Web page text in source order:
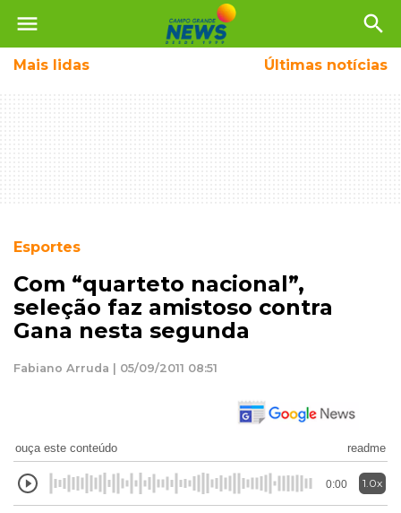
menu search
Mais lidas Últimas notícias
Esportes
Com “quarteto nacional”,
seleção faz amistoso contra
Gana nesta segunda
Fabiano Arruda | 05/09/2011 08:51
ouça este conteúdo readme
0:00 1.0x